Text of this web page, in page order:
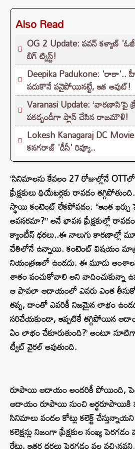
Also Read
OG 2 Update: పవన్ కళ్యాణ్
బిగ్ ట్విస్ట్!
Deepika Padukone:
పదుకొనే పనైపోయినట్టే, ఇక అవుట్!
Varanasi Update:
పకడ్బందీగా ప్లాన్ చేసిన రాజమౌళి!
Lokesh Kanagaraj DC
కనగరాజ్ 'డీసీ' రివ్యూ..
‘సినిమాలను కేవలం 27 రోజుల్లోనే
ప్రేక్షకులు థియేటర్లకు రావడం తగ్గిపోతుంది..
స్థాయి కంటెంట్ లేకపోవడం. “ఇంత ఖర్చు
అవసరమా?” అనే భావన ప్రేక్షకుల్లో
క్యాంటీన్ ధరలు..ఈ నాలుగు కారణాల్లో
చేతిలోనే ఉన్నాయి. కంటెంట్ విషయం
నియంత్రణలో ఉండదు. ఈ మూడు
శాతం పంచుకోవాలి అని వాదించుకున్నా
ఆ పావలా ఆదాయంలో ఎవరు ఎంత
తప్ప, దాంతో ఎవరికీ నిజమైన లాభం
సరిచేయకుండా, ఇప్పటికే తగ్గిపోయిన
ఏం లాభం చేకూరుతుంది?’ అంటూ
ట్వీట్ వైరల్ అవుతుంది.
రూపాయి ఆదాయం అందరికీ పోయింది,
ఆదాయం రూపాయి నుంచి
సినిమాలు వందల కోట్లు కలెక్ట్
కలెక్షన్లు నిజంగా ప్రేక్షకుల సంఖ్య